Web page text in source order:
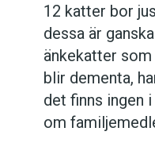
12 katter bor
dessa är
änkekatter
blir dementa,
det finns ingen
om